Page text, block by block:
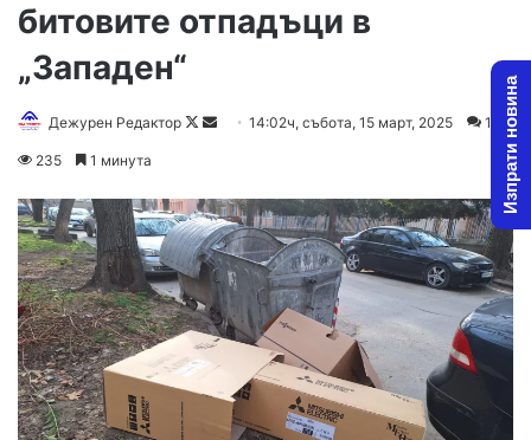
битовите отпадъци в
„Западен“
Дежурен Редактор
Follow
Send14:02ч, събота, 15 март, 2025 1
235 1 минута Изпрати новина